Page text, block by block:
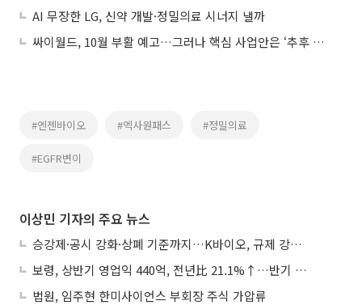
AI 무장한 LG, 신약 개발·정밀의료 시너지 낼까
싸이월드, 10월 부활 예고…그러나 핵심 사업안은 ‘추후 공개’
#엔젠바이오 #엑사원패스 #정밀의료
#EGFR변이
이상민 기자의 주요 뉴스
승강제·공시 강화·상폐 기준까지…K바이오, 규제 강화에 ‘삼중고’
보령, 상반기 영업익 440억, 전년比 21.1%↑…반기 역대 최대
법원, 임주현 한미사이언스 부회장 주식 가압류